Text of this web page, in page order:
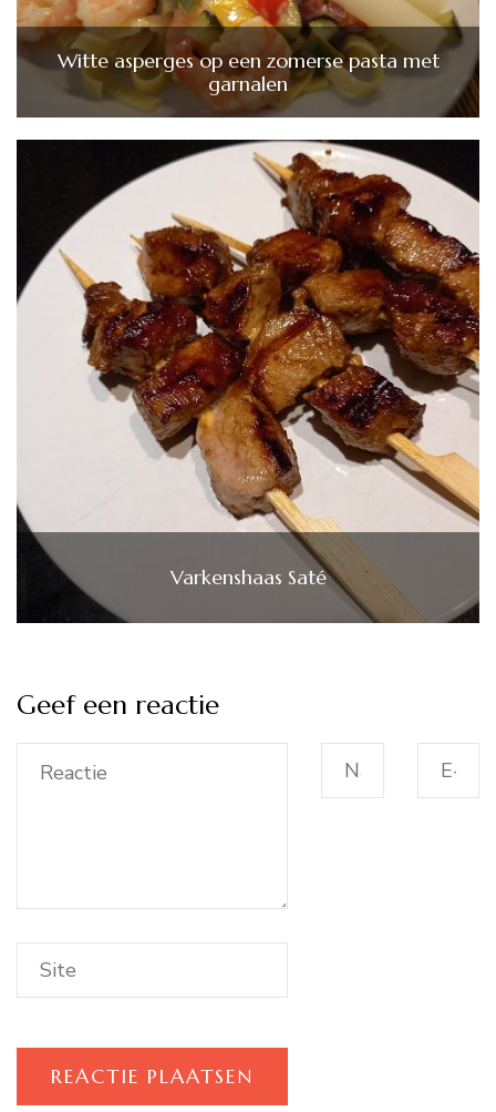
Witte asperges op een zomerse pasta met
garnalen
Varkenshaas Saté
Geef een reactie